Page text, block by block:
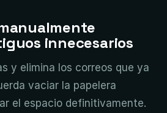
innecesarios
y elimina los correos que ya
vaciar la papelera
el espacio definitivamente.